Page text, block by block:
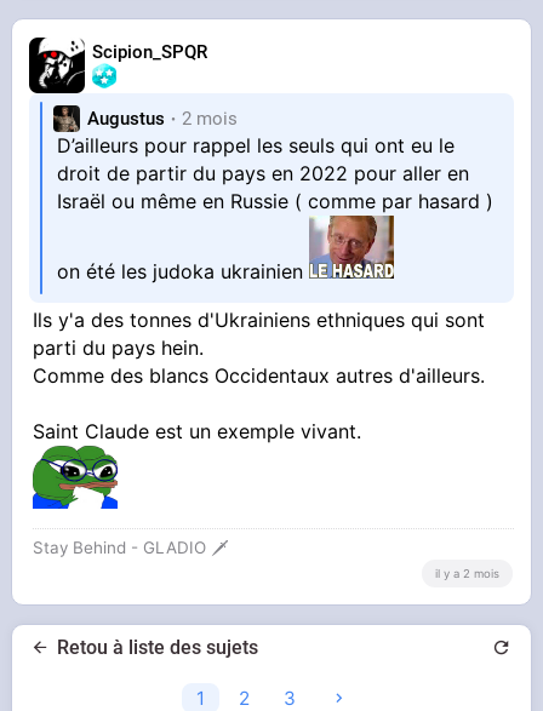
Scipion_SPQR
Augustus 2 mois
D’ailleurs pour rappel les seuls qui ont eu le
droit de partir du pays en 2022 pour aller en
Israël ou même en Russie ( comme par hasard )
on été les judoka ukrainien
Ils y'a des tonnes d'Ukrainiens ethniques qui sont
parti du pays hein.
Comme des blancs Occidentaux autres d'ailleurs.
Saint Claude est un exemple vivant.
Stay Behind - GLADIO 🗡️
il y a 2 mois
Retou à liste des sujets
1 2 3